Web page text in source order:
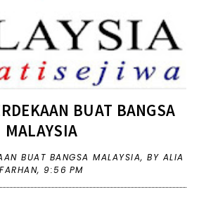
BUAT BANGSA
MALAYSIA
BUAT BANGSA MALAYSIA, BY ALIA
FARHAN, 9:56 PM